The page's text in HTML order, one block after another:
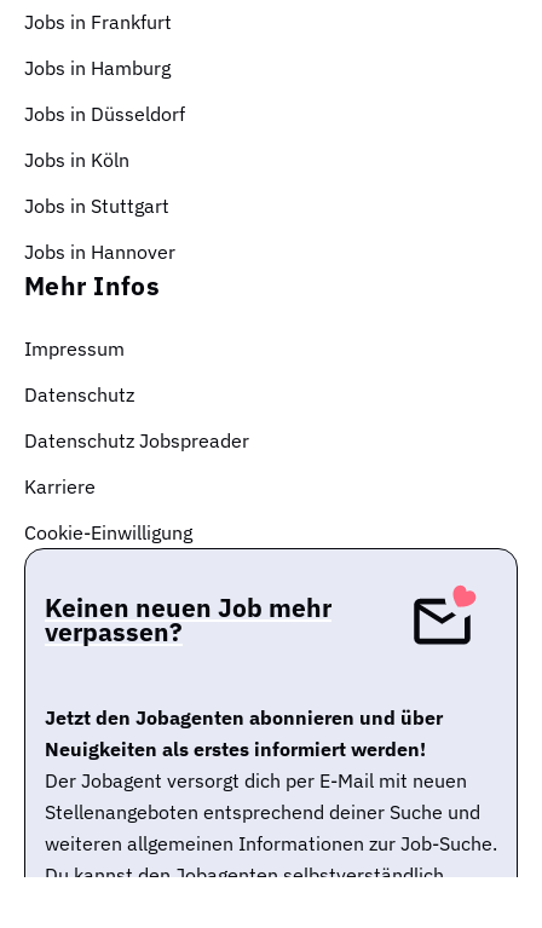
Jobs in Frankfurt
Jobs in Hamburg
Jobs in Düsseldorf
Jobs in Köln
Jobs in Stuttgart
Jobs in Hannover
Mehr Infos
Impressum
Datenschutz
Datenschutz Jobspreader
Karriere
Cookie-Einwilligung
Keinen neuen Job mehr
verpassen?
Jetzt den Jobagenten abonnieren und über
Neuigkeiten als erstes informiert werden!
Der Jobagent versorgt dich per E-Mail mit neuen
Stellenangeboten entsprechend deiner Suche und
weiteren allgemeinen Informationen zur Job-Suche.
Du kannst den Jobagenten selbstverständlich